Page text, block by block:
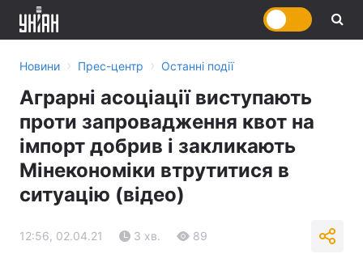
Новини › Прес-центр › Останні події
Аграрні асоціації виступають
проти запровадження квот на
імпорт добрив і закликають
Мінекономіки втрутитися в
ситуацію (відео)
12:56, 02.04.21 3 хв. 89